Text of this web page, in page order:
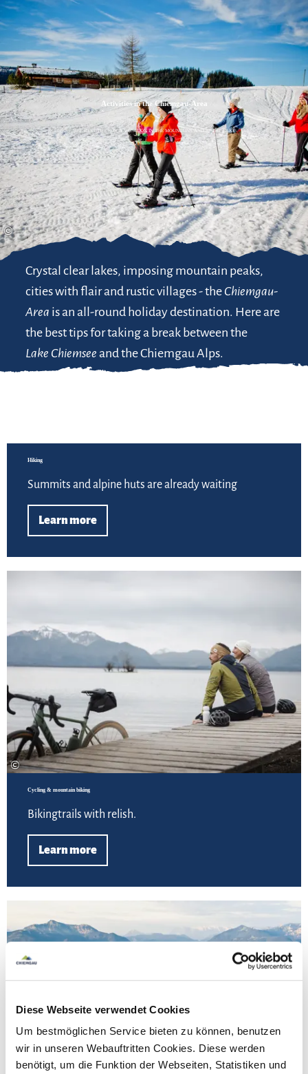
Diese Webseite verwendet Cookies
Um bestmöglichen Service bieten zu können, benutzen
wir in unseren Webauftritten Cookies. Diese werden
benötigt, um die Funktion der Webseiten, Statistiken und
Zum
Inhalt
Zur
Suche
Zum
Footer
©
Activities in the Chiemgau-Area
THE BEST TIPS FOR A VACATION IN THE MOUNTAINS AND AT THE LAKE
Crystal clear lakes, imposing mountain peaks,
cities with flair and rustic villages - the Chiemgau-
Area is an all-round holiday destination. Here are
the best tips for taking a break between the
Lake Chiemsee and the Chiemgau Alps.
Hiking
Summits and alpine huts are already waiting
Learn more
©
Cycling & mountain biking
Bikingtrails with relish.
Learn more